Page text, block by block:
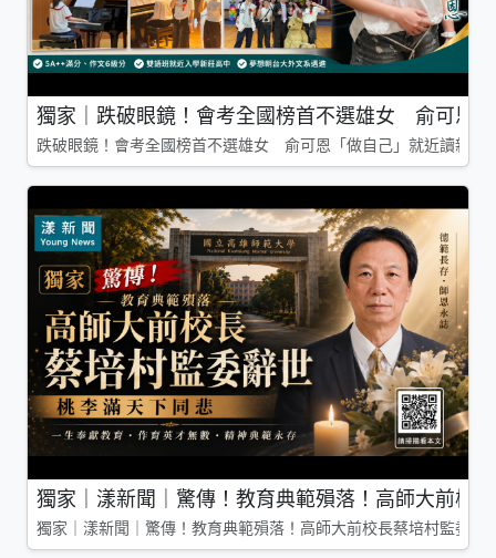
獨家｜跌破眼鏡！會考全國榜首不選雄女 俞可恩
跌破眼鏡！會考全國榜首不選雄女 俞可恩「做自己」就近讀新莊
獨家｜漾新聞｜驚傳！教育典範殞落！高師大前校
獨家｜漾新聞｜驚傳！教育典範殞落！高師大前校長蔡培村監委